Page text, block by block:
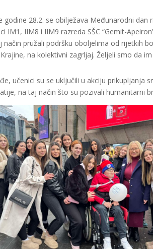
godine 28.2. se obilježava Međunarodni
IM1, IIM8 i IIM9 razreda SŠC “Gemit-
način pružali podršku oboljelima od rijetkih
na kolektivni zagrljaj. Željeli smo da
učenici su se uključili u akciju prikupljanja
na taj način što su pozivali humanitarni